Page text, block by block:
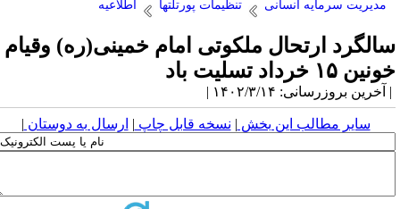
مدیریت سرمایه انسانی تنظیمات پورتلتها اطلاعیه
ارتحال ملکوتی امام خمینی(ره) وقیام
۱۵ خرداد تسلیت باد
بروزرسانی: ۱۴۰۲/۳/۱۴ |
سایر مطالب این بخش | نسخه قابل چاپ| ارسال به دوستان|